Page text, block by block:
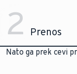
2 Prenos
Nato ga prek cevi